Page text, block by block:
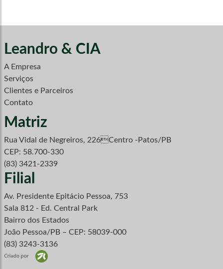
Leandro & CIA
A Empresa
Serviços
Clientes e Parceiros
Contato
Matriz
Rua Vidal de Negreiros, 226Centro -Patos/PB
CEP: 58.700-330
(83) 3421-2339
Filial
Av. Presidente Epitácio Pessoa, 753
Sala 812 - Ed. Central Park
Bairro dos Estados
João Pessoa/PB – CEP: 58039-000
(83) 3243-3136